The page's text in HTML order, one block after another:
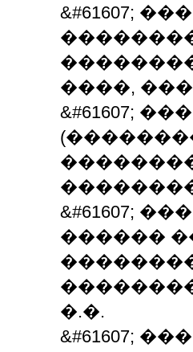
&#61607;
����,
&#61607;
&#61607;
������
�.�.
&#61607;